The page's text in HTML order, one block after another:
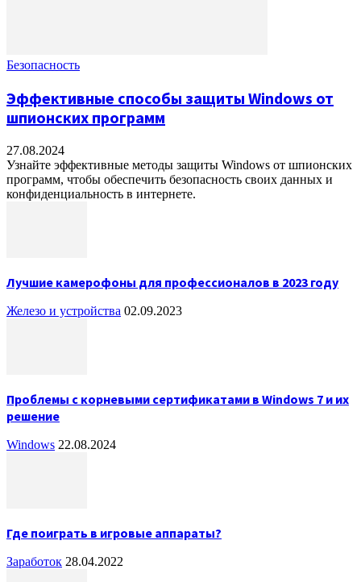
Безопасность
Эффективные способы защиты Windows от
шпионских программ
27.08.2024
Узнайте эффективные методы защиты Windows от шпионских
программ, чтобы обеспечить безопасность своих данных и
конфиденциальность в интернете.
Лучшие камерофоны для профессионалов в 2023 году
Железо и устройства 02.09.2023
Проблемы с корневыми сертификатами в Windows 7 и их
решение
Windows 22.08.2024
Где поиграть в игровые аппараты?
Заработок 28.04.2022